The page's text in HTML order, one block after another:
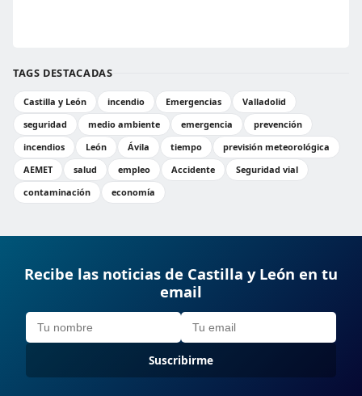
TAGS DESTACADAS
Castilla y León incendio Emergencias
Valladolid
seguridad
medio ambiente emergencia
prevención
incendios
León Ávila tiempo
previsión meteorológica
AEMET
salud empleo Accidente
Seguridad vial
contaminación
economía
Recibe las noticias de Castilla y León en tu
email
Suscribirme